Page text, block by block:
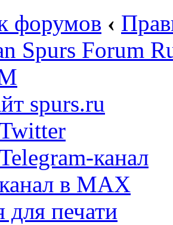
форумов ‹
Spurs Forum
spurs.ru
канал
в MAX
для печати